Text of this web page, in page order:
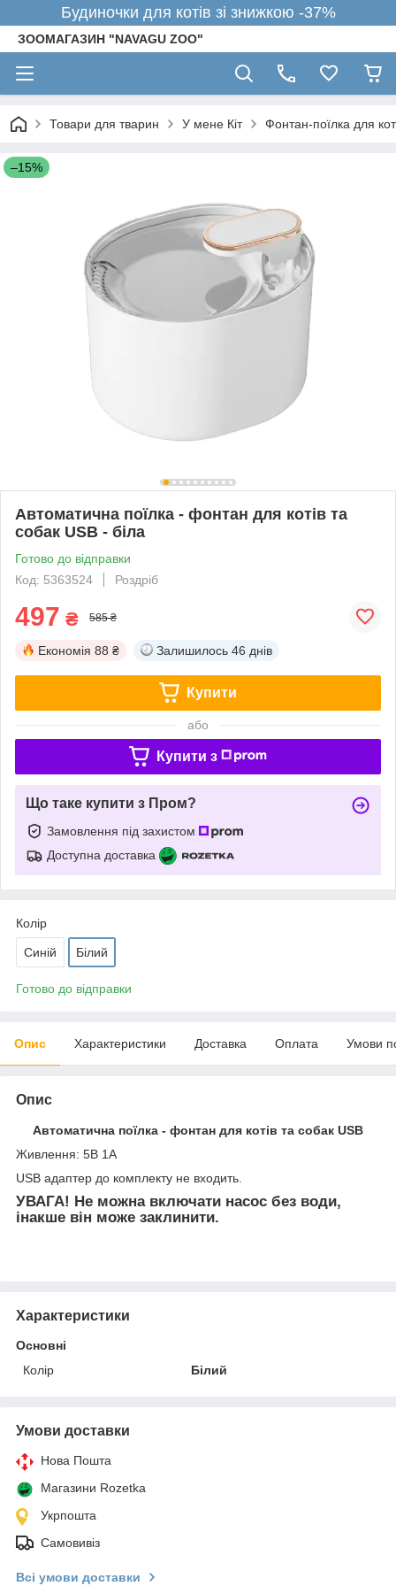
Будиночки для котів зі знижкою -37%
ЗООМАГАЗИН "NAVAGU ZOO"
Товари для тварин У мене Кіт Фонтан-поїлка для
–15%
Автоматична поїлка - фонтан для котів та
собак USB - біла
Готово до відправки
Код: 5363524
Роздріб
497 ₴ 585 ₴
Економія 88 ₴ Залишилось 46 днів
Купити
або
Купити з
Що таке купити з Пром?
Замовлення під захистом
Доступна доставка
Колір
Синій Білий
Готово до відправки
Опис Характеристики Доставка Оплата Умови
Опис
Автоматична поїлка - фонтан для котів та собак USB
Живлення: 5В 1А
USB адаптер до комплекту не входить.
УВАГА! Не можна включати насос без води,
інакше він може заклинити.
Характеристики
Основні
Колір
Білий
Умови доставки
Нова Пошта
Магазини Rozetka
Укрпошта
Самовивіз
Всі умови доставки